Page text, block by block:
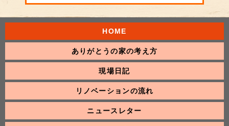
HOME
ありがとうの家の考え方
現場日記
リノベーションの流れ
ニュースレター